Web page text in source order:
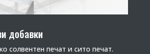
добавки
солвентен печат и сито печат.